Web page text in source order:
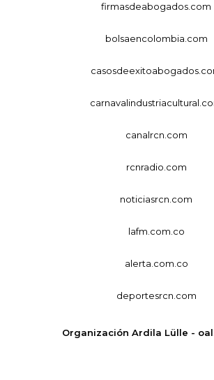
firmasdeabogados.com
bolsaencolombia.com
canalrcn.com
rcnradio.com
noticiasrcn.com
lafm.com.co
alerta.com.co
deportesrcn.com
Organización Ardila Lülle -